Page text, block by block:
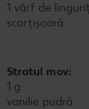
1 vârf de
scorțișoară
Stratul mov:
1 g
vanilie pudră